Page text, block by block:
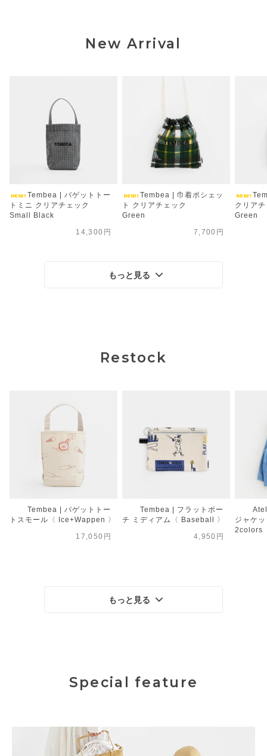
New Arrival
Tembea | バゲットトー
トミニ クリアチェック
Small Black
14,300円
Tembea | 巾着ポシェッ
ト クリアチェック
Green
7,700円
クリア
Green
もっと見る
Restock
Tembea | バゲットトー
トスモール〈 Ice+Wappen 〉
17,050円
Tembea | フラットポー
チ ミディアム〈 Baseball 〉
4,950円
ジャケ
2colors
もっと見る
Special feature